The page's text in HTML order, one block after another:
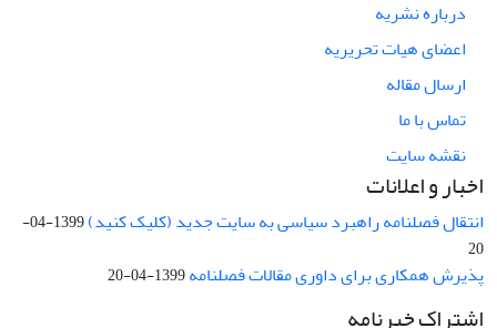
درباره نشریه
اعضای هیات تحریریه
ارسال مقاله
تماس با ما
نقشه سایت
اخبار و اعلانات
انتقال فصلنامه راهبرد سیاسی به سایت جدید (کلیک کنید)
1399-04-
20
پذیرش همکاری برای داوری مقالات فصلنامه1399-04-20
اشتراک خبرنامه